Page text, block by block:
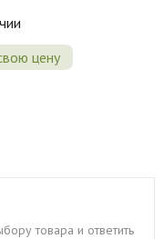
цену
товара и ответить